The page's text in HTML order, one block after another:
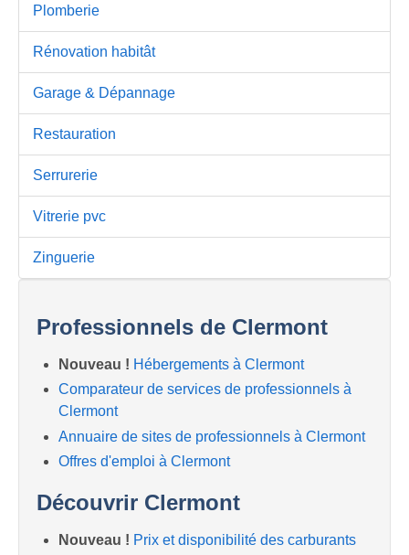
Plomberie
Rénovation habitât
Garage & Dépannage
Restauration
Serrurerie
Vitrerie pvc
Zinguerie
Professionnels de Clermont
Nouveau ! Hébergements à Clermont
Comparateur de services de professionnels à
Clermont
Annuaire de sites de professionnels à Clermont
Offres d'emploi à Clermont
Découvrir Clermont
Nouveau ! Prix et disponibilité des carburants